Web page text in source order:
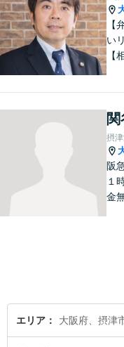
【
い
【
作
社
可
丘
摂
阪
１
金
エリア 大阪府、摂津